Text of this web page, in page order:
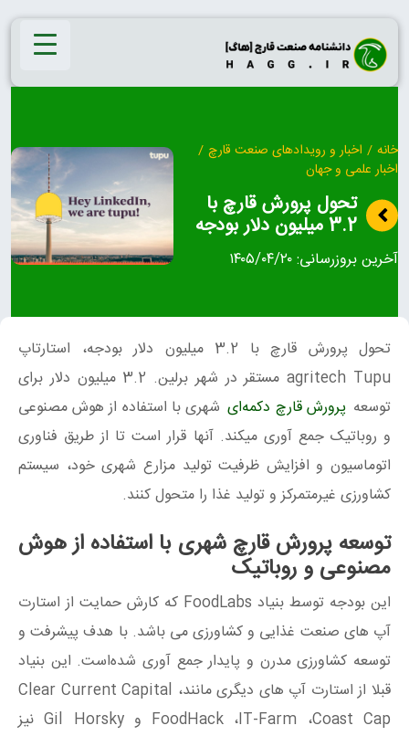
Skip
content
خانه / اخبار و رویدادهای صنعت قارچ /
اخبار علمی و جهان
تحول پرورش قارچ با
3.2 میلیون دلار بودجه
آخرین بروزرسانی:۱۴۰۵/۰۴/۲۰
تحول پرورش قارچ با 3.2 میلیون دلار بودجه، استارتاپ
agritech Tupu مستقر در شهر برلین. 3.2 میلیون دلار برای
توسعه پرورش قارچ دکمه‌ای شهری با استفاده از هوش مصنوعی
و روباتیک جمع آوری میکند. آنها قرار است تا از طریق فناوری
اتوماسیون و افزایش ظرفیت تولید مزارع شهری خود، سیستم
کشاورزی غیرمتمرکز و تولید غذا را متحول کنند.
توسعه پرورش قارچ شهری با استفاده از هوش
مصنوعی و روباتیک
این بودجه توسط بنیاد FoodLabs که کارش حمایت از استارت
آپ های صنعت غذایی و کشاورزی می باشد. با هدف پیشرفت و
توسعه کشاورزی مدرن و پایدار جمع آوری شده‌است. این بنیاد
قبلا از استارت آپ های دیگری مانندClear Current Capital ،
FoodHack ،IT-Farm ،Coast Cap و Gil Horsky نیز